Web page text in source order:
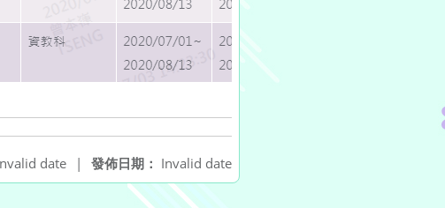
發佈日期： Invalid date
date |